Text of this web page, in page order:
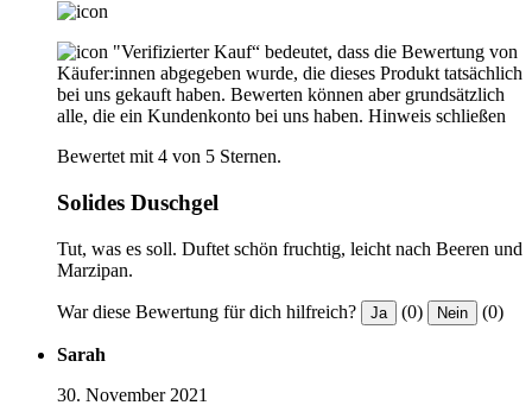
"Verifizierter Kauf“ bedeutet, dass die Bewertung von
Käufer:innen abgegeben wurde, die dieses Produkt tatsächlich
bei uns gekauft haben. Bewerten können aber grundsätzlich
alle, die ein Kundenkonto bei uns haben. Hinweis schließen
Bewertet mit 4 von 5 Sternen.
Solides Duschgel
Tut, was es soll. Duftet schön fruchtig, leicht nach Beeren und
Marzipan.
War diese Bewertung für dich hilfreich? Ja (0) Nein (0)
Sarah
30. November 2021